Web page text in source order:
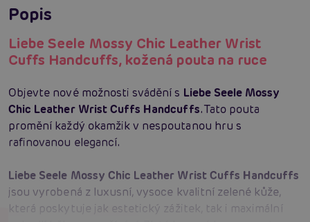
Popis
Liebe Seele Mossy Chic Leather Wrist
Cuffs Handcuffs, kožená pouta na ruce
Objevte nové možnosti svádění s Liebe Seele Mossy
Chic Leather Wrist Cuffs Handcuffs. Tato pouta
promění každý okamžik v nespoutanou hru s
rafinovanou elegancí.
Liebe Seele Mossy Chic Leather Wrist Cuffs Handcuffs
jsou vyrobená z luxusní, vysoce kvalitní zelené kůže,
která poskytuje jak estetický zážitek, tak i maximální